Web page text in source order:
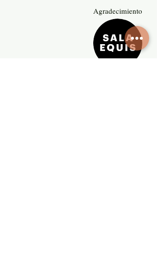
Agradecimiento